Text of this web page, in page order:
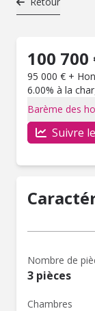
100 700
95 000 € +
6.00% à la
Barème des
Suivre
Nombre de
3 pièces
Chambres